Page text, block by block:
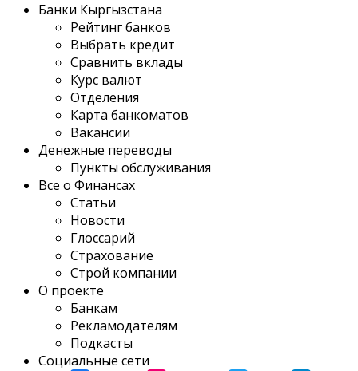
Банки Кыргызстана
Рейтинг банков
Выбрать кредит
Сравнить вклады
Курс валют
Отделения
Карта банкоматов
Вакансии
Денежные переводы
Пункты обслуживания
Все о Финансах
Статьи
Новости
Глоссарий
Страхование
Строй компании
О проекте
Банкам
Рекламодателям
Подкасты
Социальные сети